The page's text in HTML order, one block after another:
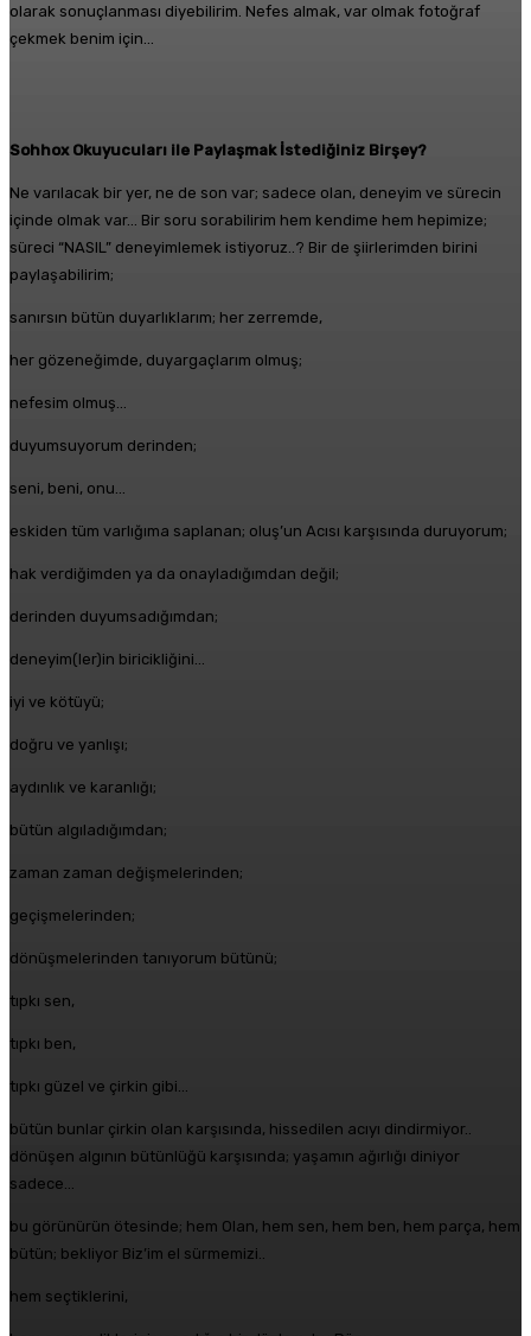
olarak sonuçlanması diyebilirim. Nefes almak, var olmak fotoğraf
çekmek benim için…
Sohhox Okuyucuları ile Paylaşmak İstediğiniz Birşey?
Ne varılacak bir yer, ne de son var; sadece olan, deneyim ve sürecin
içinde olmak var… Bir soru sorabilirim hem kendime hem hepimize;
süreci “NASIL” deneyimlemek istiyoruz..? Bir de şiirlerimden birini
paylaşabilirim;
sanırsın bütün duyarlıklarım; her zerremde,
her gözeneğimde, duyargaçlarım olmuş;
nefesim olmuş…
duyumsuyorum derinden;
seni, beni, onu…
eskiden tüm varlığıma saplanan; oluş’un Acısı karşısında duruyorum;
hak verdiğimden ya da onayladığımdan değil;
derinden duyumsadığımdan;
deneyim(ler)in biricikliğini…
iyi ve kötüyü;
doğru ve yanlışı;
aydınlık ve karanlığı;
bütün algıladığımdan;
zaman zaman değişmelerinden;
geçişmelerinden;
dönüşmelerinden tanıyorum bütünü;
tıpkı sen,
tıpkı ben,
tıpkı güzel ve çirkin gibi…
bütün bunlar çirkin olan karşısında, hissedilen acıyı dindirmiyor..
dönüşen algının bütünlüğü karşısında; yaşamın ağırlığı diniyor
sadece…
bu görünürün ötesinde; hem Olan, hem sen, hem ben, hem parça, hem
bütün; bekliyor Biz’im el sürmemizi..
hem seçtiklerini,